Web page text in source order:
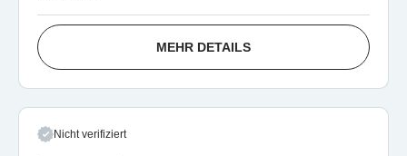
MEHR DETAILS
Nicht verifiziert